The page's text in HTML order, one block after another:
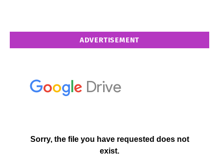
ADVERTISEMENT